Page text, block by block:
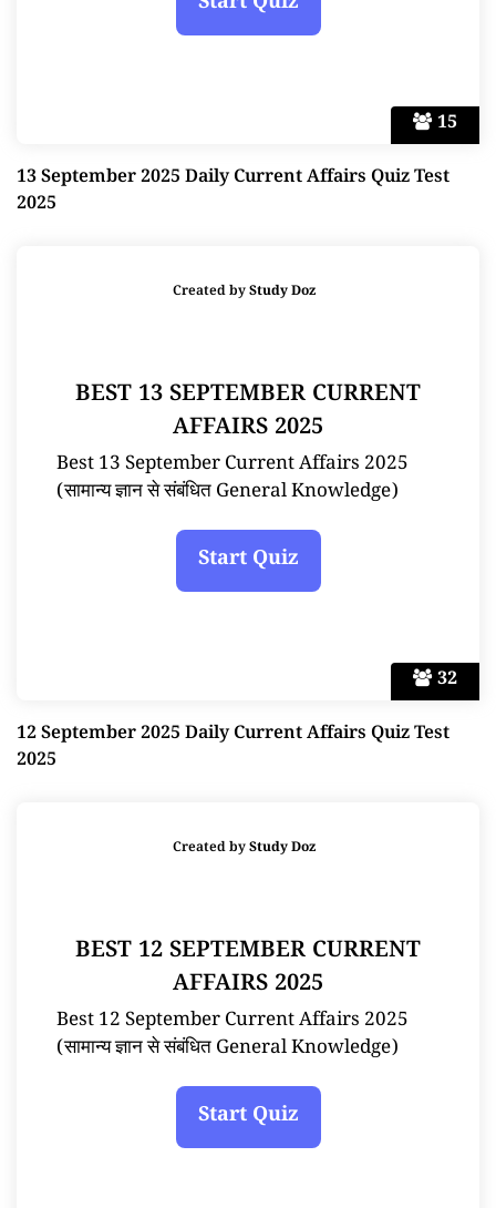
15
13 September 2025 Daily Current Affairs Quiz Test
2025
32
Created byStudy Doz
BEST 13 SEPTEMBER CURRENT
AFFAIRS 2025
Best 13 September Current Affairs 2025
(सामान्य ज्ञान से संबंधित General Knowledge)
12 September 2025 Daily Current Affairs Quiz Test
2025
Created byStudy Doz
BEST 12 SEPTEMBER CURRENT
AFFAIRS 2025
Best 12 September Current Affairs 2025
(सामान्य ज्ञान से संबंधित General Knowledge)